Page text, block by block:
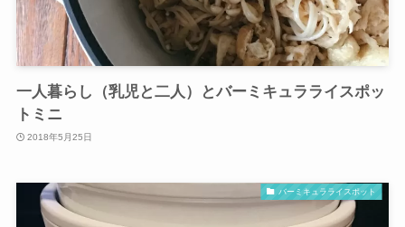
一人暮らし（乳児と二人）とバーミキュラライスポッ
トミニ
2018年5月25日
バーミキュラライスポット